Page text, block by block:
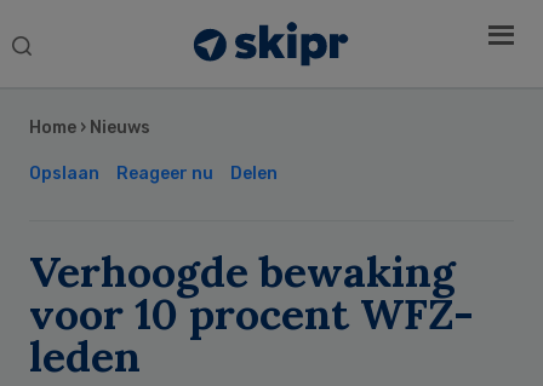
Search
Home › Nieuws
Opslaan Reageer nu Delen
Verhoogde bewaking
voor 10 procent WFZ-
leden
Sidebar